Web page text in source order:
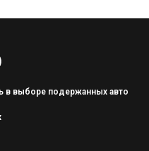
в выборе подержанных авто